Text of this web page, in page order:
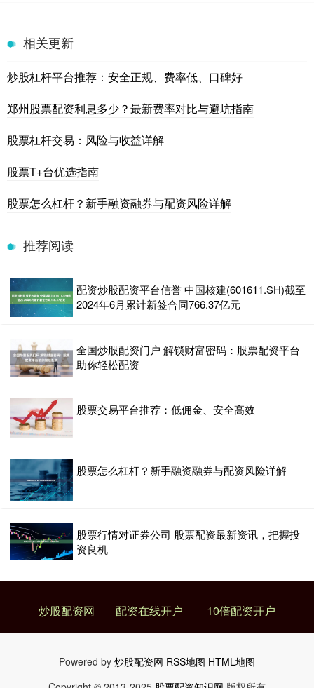
相关更新
炒股杠杆平台推荐：安全正规、费率低、口碑好
郑州股票配资利息多少？最新费率对比与避坑指南
股票杠杆交易：风险与收益详解
股票T+台优选指南
股票怎么杠杆？新手融资融券与配资风险详解
推荐阅读
配资炒股配资平台信誉 中国核建(601611.SH)截至
2024年6月累计新签合同766.37亿元
全国炒股配资门户 解锁财富密码：股票配资平台
助你轻松配资
股票交易平台推荐：低佣金、安全高效
股票怎么杠杆？新手融资融券与配资风险详解
股票行情对证券公司 股票配资最新资讯，把握投
资良机
炒股配资网 配资在线开户 10倍配资开户
Powered by 炒股配资网 RSS地图 HTML地图